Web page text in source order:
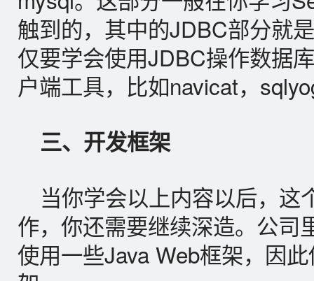
触到的，其中的JDBC部分就
仅要学会使用JDBC操作数据
户端工具，比如navicat，
三、开发框架
当你学会以上内容以后，这
作，你还需要继续深造。公司
使用一些Java Web框架，因